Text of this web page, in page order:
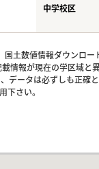
中学校区
土数値情報ダウンロ
情報が現在の学区域と
データは必ずしも正確
下さい。